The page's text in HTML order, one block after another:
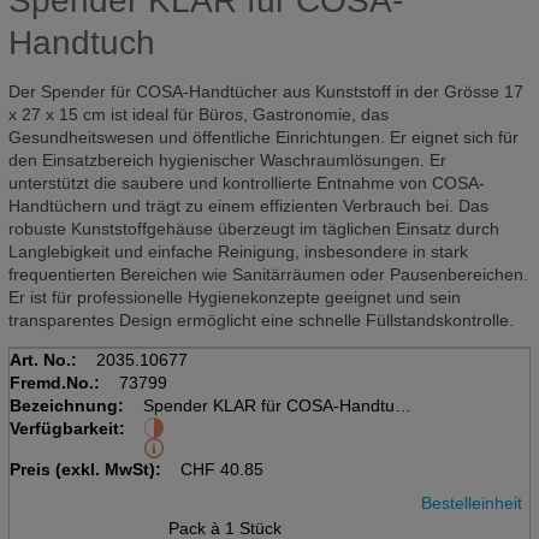
Handtuch
Der Spender für COSA-Handtücher aus Kunststoff in der Grösse 17
x 27 x 15 cm ist ideal für Büros, Gastronomie, das
Gesundheitswesen und öffentliche Einrichtungen. Er eignet sich für
den Einsatzbereich hygienischer Waschraumlösungen. Er
unterstützt die saubere und kontrollierte Entnahme von COSA-
Handtüchern und trägt zu einem effizienten Verbrauch bei. Das
robuste Kunststoffgehäuse überzeugt im täglichen Einsatz durch
Langlebigkeit und einfache Reinigung, insbesondere in stark
frequentierten Bereichen wie Sanitärräumen oder Pausenbereichen.
Er ist für professionelle Hygienekonzepte geeignet und sein
transparentes Design ermöglicht eine schnelle Füllstandskontrolle.
Art. No.:
2035.10677
Fremd.No.:
73799
Bezeichnung:
Spender KLAR für COSA-Handtuch
Pack à 1 Stück
17x27x15 cm Kunststoff
Verfügbarkeit:
Preis (exkl. MwSt): CHF 40.85
Bestelleinheit
Pack à 1 Stück